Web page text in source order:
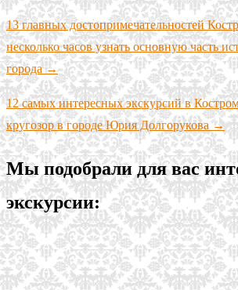
13 главных достопримечательностей
несколько часов узнать основную часть
города →
12 самых интересных экскурсий в
кругозор в городе Юрия Долгорукова →
Мы подобрали для вас
экскурсии: